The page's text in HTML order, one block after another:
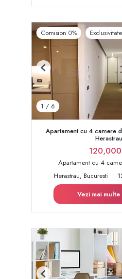
Comision 0% Exclusivitate
1 / 6
Previous
Apartament cu 4 camere
Herastrau
Apartament cu 4
Herastrau, Bucuresti
Vezi mai